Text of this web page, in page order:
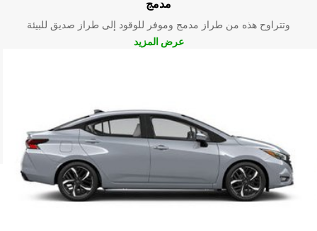
مدمج
وتتراوح هذه من طراز مدمج وموفر للوقود إلى طراز صديق للبيئة
عرض المزيد